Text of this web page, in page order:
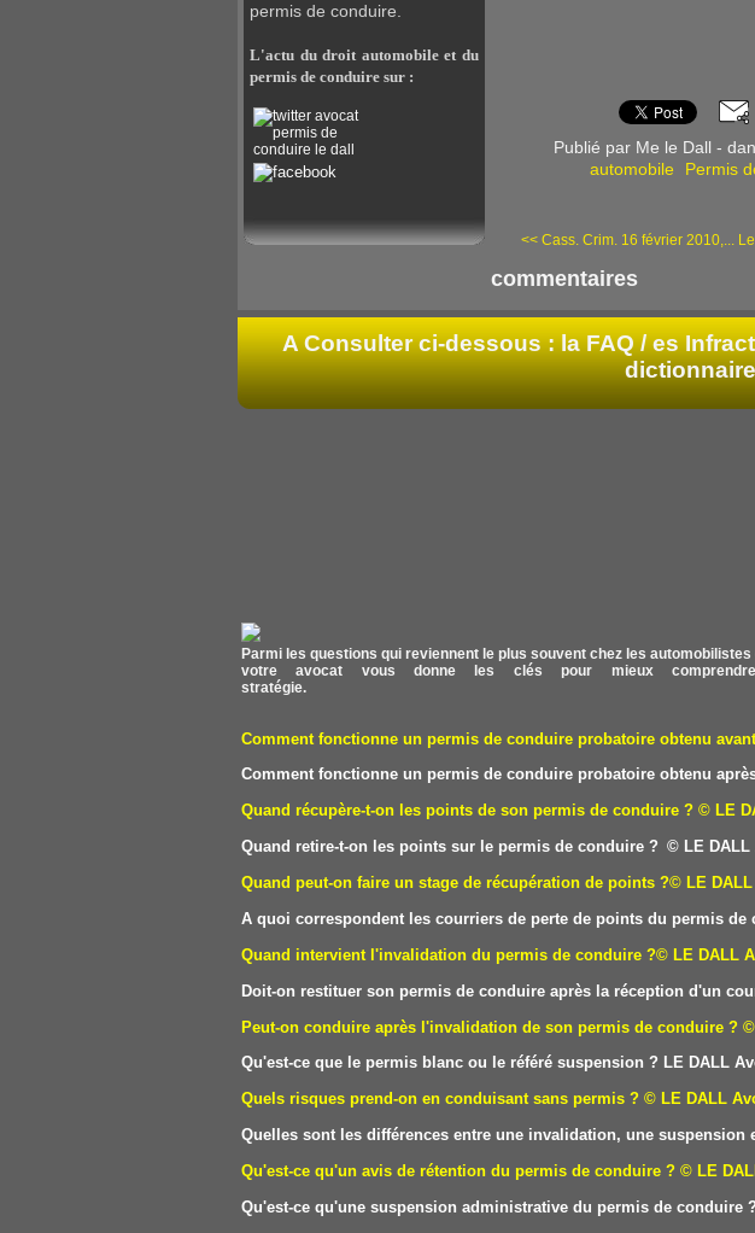
permis de conduire.
L'actu du droit automobile et du
permis de conduire sur :
Publié par Me le Dall -
automobile
Permis
<< Cass. Crim. 16 février 2010,...
commentaires
A Consulter ci-dessous : la FAQ /es
Parmi les questions qui reviennent le plus souvent chez les
votre avocat vous donne les clés pour mieux
stratégie.
Comment fonctionne un permis de conduire probatoire obtenu
Comment fonctionne un permis de conduire probatoire obtenu
Quand récupère-t-on les points de son permis de conduire ? © LE
Quand retire-t-on les points sur le permis de conduire ? © LE DALL
Quand peut-on faire un stage de récupération de points ?© LE
A quoi correspondent les courriers de perte de points du permis
Quand intervient l'invalidation du permis de conduire ?© LE DALL
Doit-on restituer son permis de conduire après la réception d'un
Peut-on conduire après l'invalidation de son permis de conduire ?
Qu'est-ce que le permis blanc ou le référé suspension ? LE DALL
Quels risques prend-on en conduisant sans permis ? © LE DALL
Quelles sont les différences entre une invalidation, une
Qu'est-ce qu'un avis de rétention du permis de conduire ? © LE
Qu'est-ce qu'une suspension administrative du permis de conduire ?